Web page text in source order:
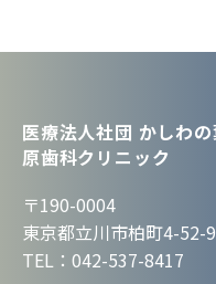
医療法人社団 かしわ
原歯科クリニック
〒190-0004
東京都立川市柏町4-52-9
TEL：042-537-8417